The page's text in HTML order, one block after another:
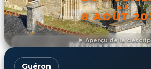
Aperçu de la
AU
8 AOÛT
DÉCOUVRIR
Guéron